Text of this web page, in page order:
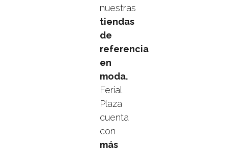
nuestras
tiendas
de
referencia
en
moda.
Ferial
Plaza
cuenta
con
más